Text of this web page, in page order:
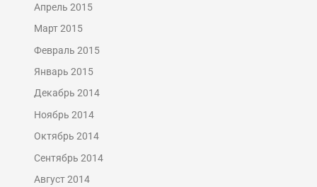
Апрель 2015
Март 2015
Февраль 2015
Январь 2015
Декабрь 2014
Ноябрь 2014
Октябрь 2014
Сентябрь 2014
Август 2014